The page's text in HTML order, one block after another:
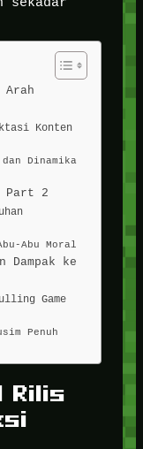
Konten
Dinamika
Part 2
Abu Moral
Dampak ke
Game
Penuh
Rilis